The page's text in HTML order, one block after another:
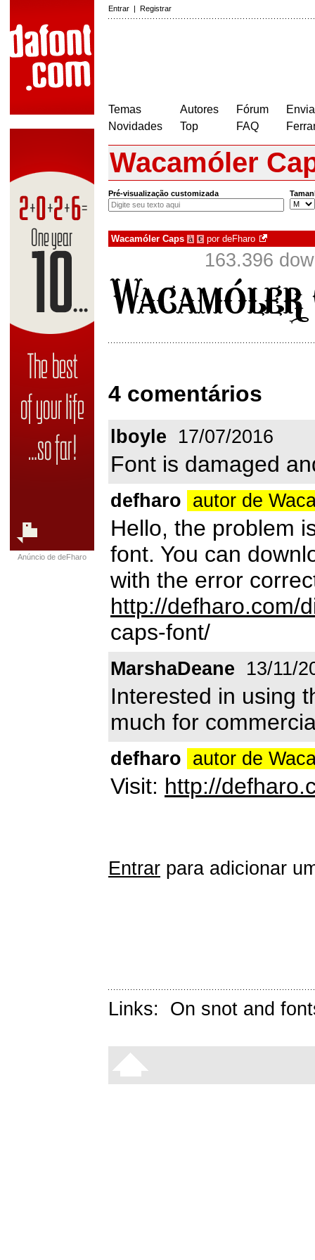
Entrar | Registrar
Temas
Novidades
Autores
Top
Fórum
FAQ
Anúncio de deFharo
Wacamóler
Pré-visualização customizada
Wacamóler Caps à € por deFharo
163.396
4 comentários
lboyle 17/07/2016
Font is damaged
defharo autor de
Hello, the problem
font. You can
with the error
http://defharo.com/
caps-font/
MarshaDeane 13/11/
Interested in using
much for
defharo autor de
Visit: http://
Entrar para adicionar
Links: On snot and